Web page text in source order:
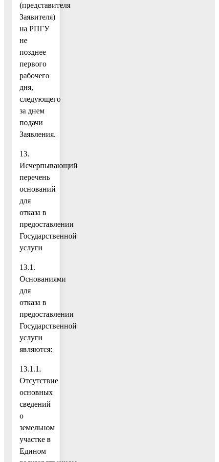
(представителя
Заявителя)
на РПГУ
не
позднее
первого
рабочего
дня,
следующего
за днем
подачи
Заявления.
13.
Исчерпывающий
перечень
оснований
для
отказа в
предоставлении
Государственной
услуги
13.1.
Основаниями
для
отказа в
предоставлении
Государственной
услуги
являются:
13.1.1.
Отсутствие
основных
сведений
о
земельном
участке в
Едином